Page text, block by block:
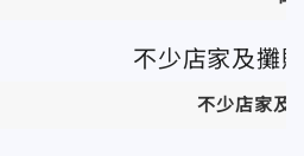
不少店家及